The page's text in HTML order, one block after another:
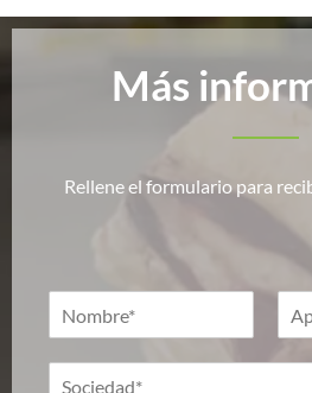
Más
Rellene el formulario para